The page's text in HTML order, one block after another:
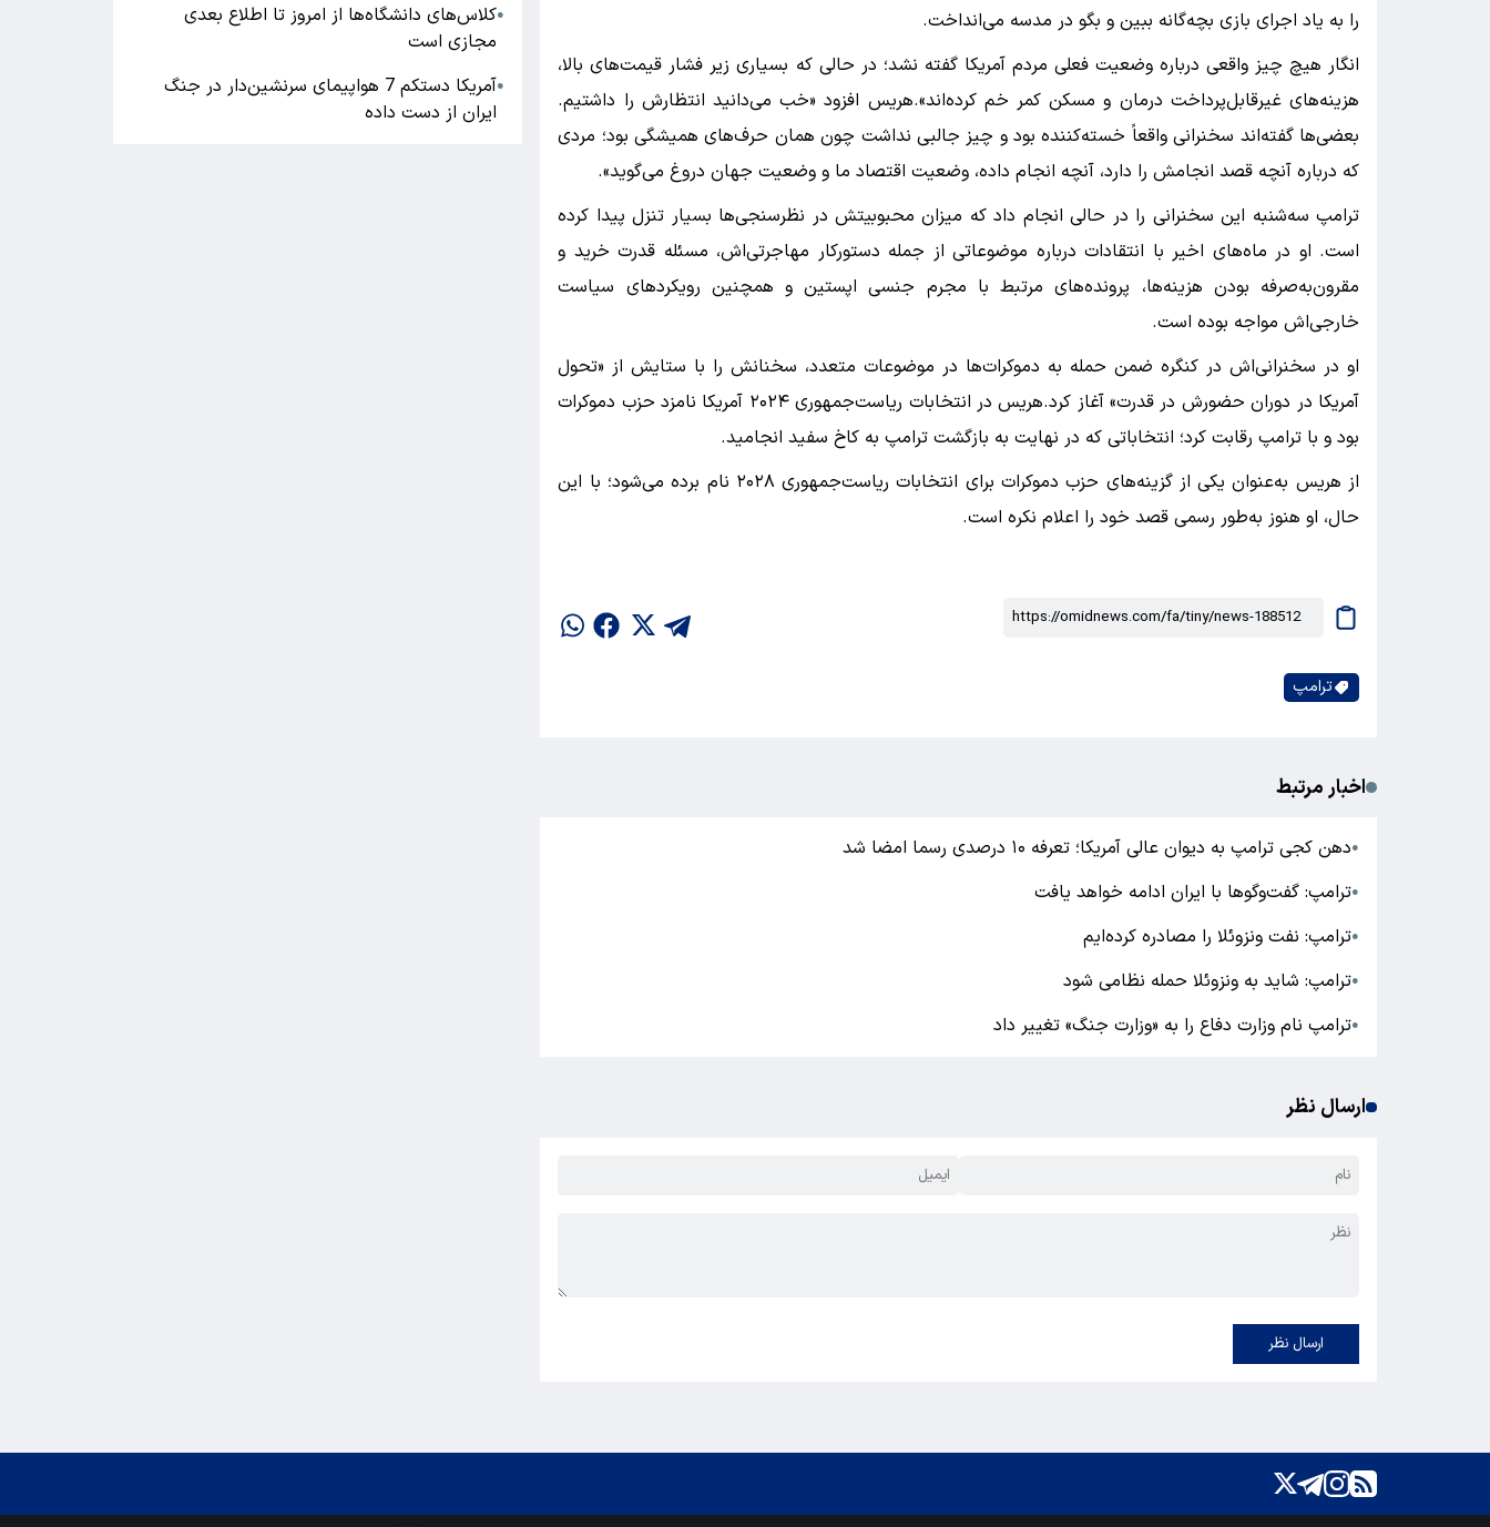
را به یاد اجرای بازی بچه‌گانه ببین و بگو در مدسه می‌انداخت.
انگار هیچ چیز واقعی درباره وضعیت فعلی مردم آمریکا گفته نشد؛ در حالی که بسیاری زیر فشار قیمت‌های بالا،
هزینه‌های غیرقابل‌پرداخت درمان و مسکن کمر خم کرده‌اند».هریس افزود «خب می‌دانید انتظارش را داشتیم.
بعضی‌ها گفته‌اند سخنرانی واقعاً خسته‌کننده بود و چیز جالبی نداشت چون همان حرف‌های همیشگی بود؛ مردی
که درباره آنچه قصد انجامش را دارد، آنچه انجام داده، وضعیت اقتصاد ما و وضعیت جهان دروغ می‌گوید».
ترامپ سه‌شنبه این سخنرانی را در حالی انجام داد که میزان محبوبیتش در نظرسنجی‌ها بسیار تنزل پیدا کرده
است. او در ماه‌های اخیر با انتقادات درباره موضوعاتی از جمله دستورکار مهاجرتی‌اش، مسئله قدرت خرید و
مقرون‌به‌صرفه بودن هزینه‌ها، پرونده‌های مرتبط با مجرم جنسی اپستین و همچنین رویکردهای سیاست
خارجی‌اش مواجه بوده است.
او در سخنرانی‌اش در کنگره ضمن حمله به دموکرات‌ها در موضوعات متعدد، سخنانش را با ستایش از «تحول
آمریکا در دوران حضورش در قدرت» آغاز کرد.هریس در انتخابات ریاست‌جمهوری ۲۰۲۴ آمریکا نامزد حزب دموکرات
بود و با ترامپ رقابت کرد؛ انتخاباتی که در نهایت به بازگشت ترامپ به کاخ سفید انجامید.
از هریس به‌عنوان یکی از گزینه‌های حزب دموکرات برای انتخابات ریاست‌جمهوری ۲۰۲۸ نام برده می‌شود؛ با این
حال، او هنوز به‌طور رسمی قصد خود را اعلام نکره است.
ترامپ
اخبار مرتبط
●دهن کجی ترامپ به دیوان عالی آمریکا؛ تعرفه ۱۰ درصدی رسما امضا شد
●ترامپ: گفت‌وگوها با ایران ادامه خواهد یافت
●ترامپ: نفت ونزوئلا را مصادره کرده‌ایم
●ترامپ: شاید به ونزوئلا حمله نظامی شود
●ترامپ نام وزارت دفاع را به «وزارت جنگ» تغییر داد
ارسال نظر
ارسال نظر
●کلاس‌های دانشگاه‌ها از امروز تا اطلاع بعدی
مجازی است
●
آمریکا دستکم 7 هواپیمای سرنشین‌دار در جنگ
ایران از دست داده